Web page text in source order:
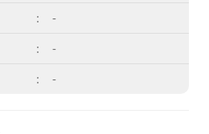
:
-
:
-
: -